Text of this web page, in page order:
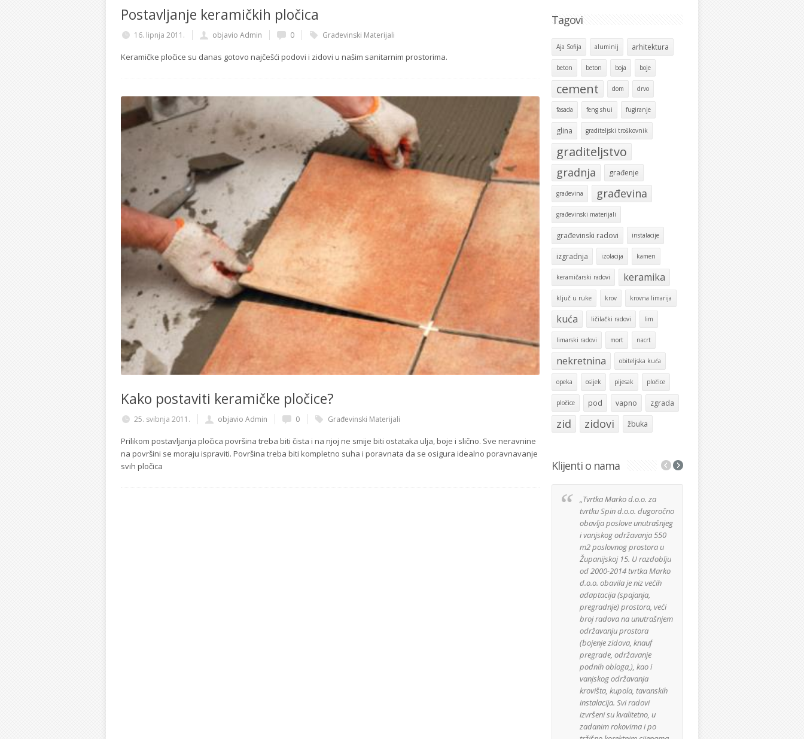
Postavljanje keramičkih pločica
16. lipnja 2011. objavio Admin 0 Građevinski Materijali
Keramičke pločice su danas gotovo najčešći podovi i zidovi u našim sanitarnim prostorima.
Kako postaviti keramičke pločice?
25. svibnja 2011. objavio Admin 0 Građevinski Materijali
Prilikom postavljanja pločica površina treba biti čista i na njoj ne smije biti ostataka ulja, boje i slično. Sve neravnine
na površini se moraju ispraviti. Površina treba biti kompletno suha i poravnata da se osigura idealno poravnavanje
svih pločica
Tagovi
Aja Sofija aluminij arhitektura
beton beton boja boje
cement dom drvo
fasada feng shui fugiranje
glina graditeljski troškovnik
graditeljstvo
gradnja građenje
građevina građevina
građevinski materijali
građevinski radovi instalacije
izgradnja izolacija kamen
keramičarski radovi keramika
ključ u ruke krov krovna limarija
kuća ličilački radovi lim
limarski radovi mort nacrt
nekretnina obiteljska kuća
opeka osijek pijesak pločice
pločice pod vapno zgrada
zid zidovi žbuka
Klijenti o nama
„Tvrtka Marko d.o.o. za
tvrtku Spin d.o.o. dugoročno
obavlja poslove unutrašnjeg
i vanjskog održavanja 550
m2 poslovnog prostora u
Županijskoj 15. U razdoblju
od 2000-2014 tvrtka Marko
d.o.o. obavila je niz većih
adaptacija (spajanja,
pregradnje) prostora, veći
broj radova na unutrašnjem
održavanju prostora
(bojenje zidova, knauf
pregrade, održavanje
podnih obloga,), kao i
vanjskog održavanja
krovišta, kupola, tavanskih
instalacija. Svi radovi
izvršeni su kvalitetno, u
zadanim rokovima i po